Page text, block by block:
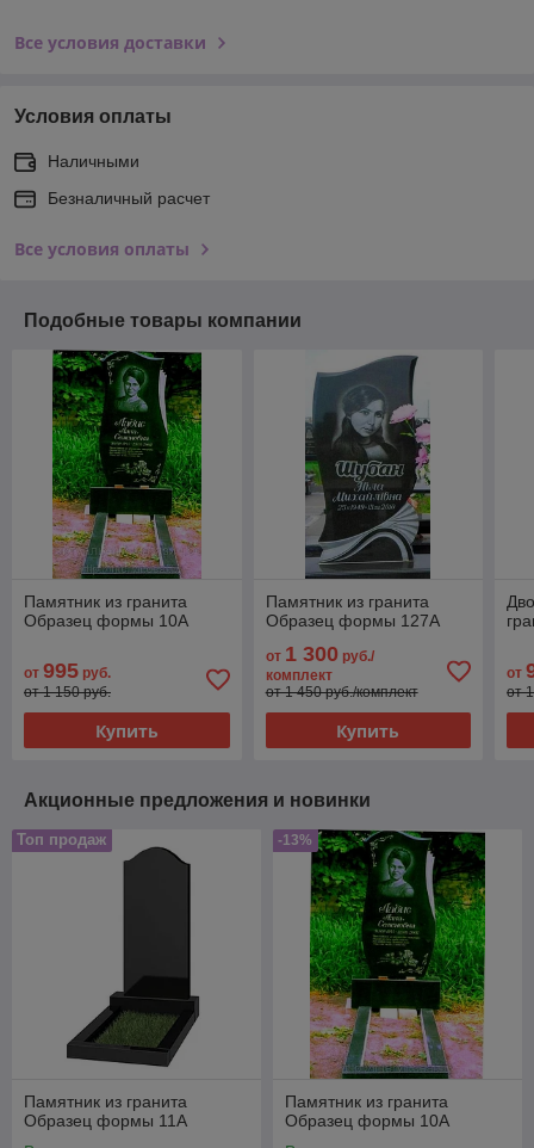
Все условия доставки
Условия оплаты
Наличными
Безналичный расчет
Все условия оплаты
Подобные товары компании
Памятник из гранита
Образец формы 10А
от 995 руб.
от 1 150 руб.
Купить
Памятник из гранита
Образец формы 127А
от 1 300 руб./
комплект
от 1 450 руб./комплект
Купить
от
от
Акционные предложения и новинки
Топ продаж
Памятник из гранита
Образец формы 11А
-13%
Памятник из гранита
Образец формы 10А